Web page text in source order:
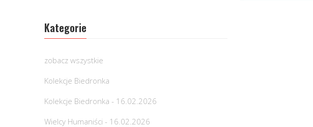
Kategorie
zobacz wszystkie
Kolekcje Biedronka
Kolekcje Biedronka - 16.02.2026
Wielcy Humaniści - 16.02.2026